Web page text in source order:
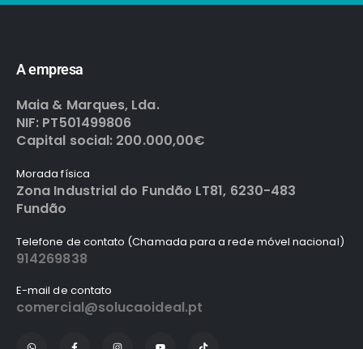
A empresa
Maia & Marques, Lda.
NIF: PT501499806
Capital social: 200.000,00€
Morada física
Zona Industrial do Fundão LT81, 6230-483
Fundão
Telefone de contato (Chamada para a rede móvel nacional)
914269838
E-mail de contato
comercial@solucaoideal.pt